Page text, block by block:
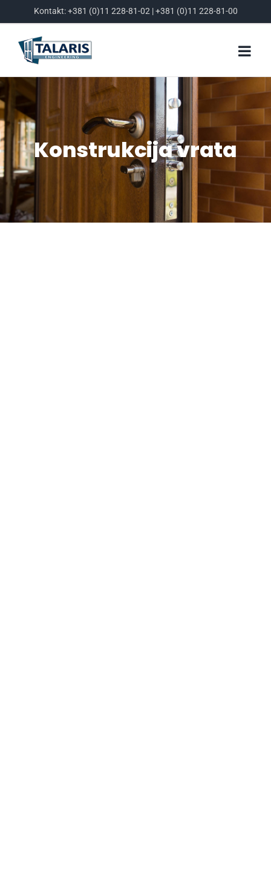
to
content
Kontakt:+381 (0)11 228-81-02|+381 (0)11 228-81-00
Konstrukcija vrata